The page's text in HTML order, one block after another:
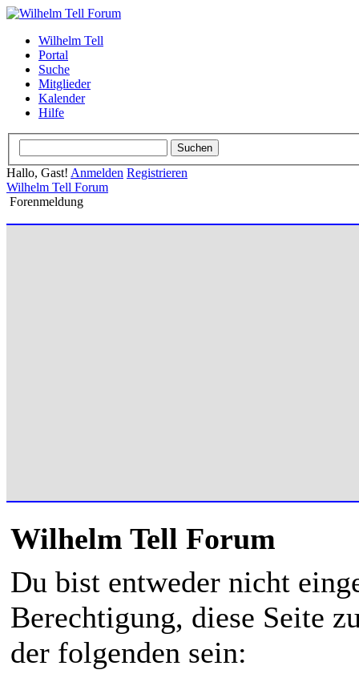
Wilhelm Tell
Portal
Suche
Mitglieder
Kalender
Hilfe
Hallo, Gast! Anmelden Registrieren
Wilhelm Tell Forum
Forenmeldung
Wilhelm Tell Forum
Du bist entweder nicht
Berechtigung, diese Seite
der folgenden sein: